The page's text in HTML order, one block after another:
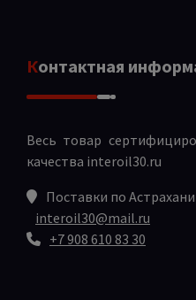
Контактная
Весь товар
качества interoil30.ru
Поставки по
interoil30@mail.ru
+7 908 610 83 30